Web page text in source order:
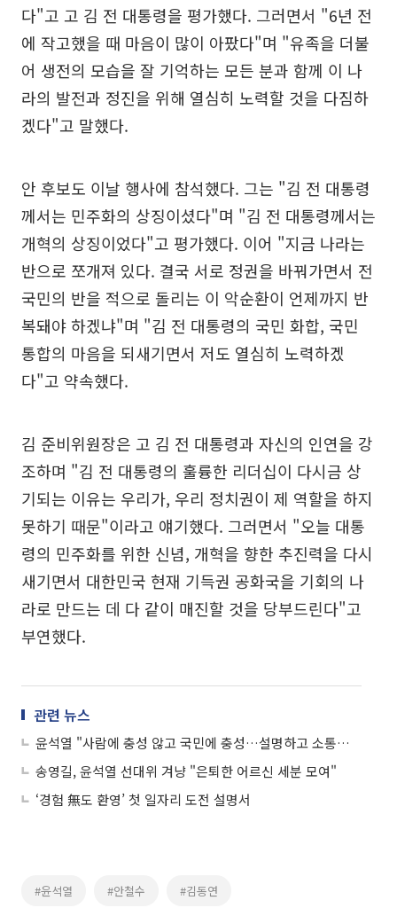
다"고 고 김 전 대통령을 평가했다. 그러면서 "6년 전
에 작고했을 때 마음이 많이 아팠다"며 "유족을 더불
어 생전의 모습을 잘 기억하는 모든 분과 함께 이 나
라의 발전과 정진을 위해 열심히 노력할 것을 다짐하
겠다"고 말했다.
안 후보도 이날 행사에 참석했다. 그는 "김 전 대통령
께서는 민주화의 상징이셨다"며 "김 전 대통령께서는
개혁의 상징이었다"고 평가했다. 이어 "지금 나라는
반으로 쪼개져 있다. 결국 서로 정권을 바꿔가면서 전
국민의 반을 적으로 돌리는 이 악순환이 언제까지 반
복돼야 하겠냐"며 "김 전 대통령의 국민 화합, 국민
통합의 마음을 되새기면서 저도 열심히 노력하겠
다"고 약속했다.
김 준비위원장은 고 김 전 대통령과 자신의 인연을 강
조하며 "김 전 대통령의 훌륭한 리더십이 다시금 상
기되는 이유는 우리가, 우리 정치권이 제 역할을 하지
못하기 때문"이라고 얘기했다. 그러면서 "오늘 대통
령의 민주화를 위한 신념, 개혁을 향한 추진력을 다시
새기면서 대한민국 현재 기득권 공화국을 기회의 나
라로 만드는 데 다 같이 매진할 것을 당부드린다"고
부연했다.
관련 뉴스
윤석열 "사람에 충성 않고 국민에 충성…설명하고 소통하겠다"
송영길, 윤석열 선대위 겨냥 "은퇴한 어르신 세분 모여"
‘경험 無도 환영’ 첫 일자리 도전 설명서
#윤석열 #안철수 #김동연